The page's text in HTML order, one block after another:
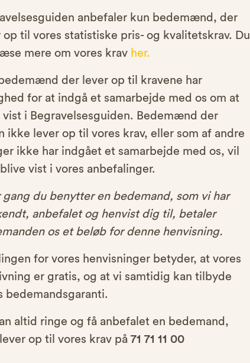
anbefaler kun bedemænd, der
op til vores statistiske pris- og kvalitetskrav. Du
mere om vores krav her.
der lever op til kravene har
for at indgå et samarbejde med os om at
vist i Begravelsesguiden. Bedemænd der
ikke lever op til vores krav, eller som af andre
ikke har indgået et samarbejde med os, vil
vist i vores anbefalinger.
gang du benytter en bedemand, som vi har
anbefalet og henvist dig til, betaler
os et beløb for denne henvisning.
for vores henvisninger betyder, at vores
er gratis, og at vi samtidig kan tilbyde
bedemandsgaranti.
altid ringe og få anbefalet en bedemand,
op til vores krav på 71 71 11 00